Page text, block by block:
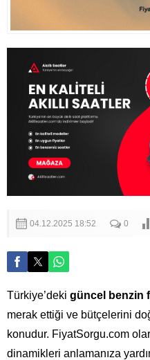
04.12.2025 18:52 0
Türkiye’deki güncel benzin
merak ettiği ve bütçelerini
konudur. FiyatSorgu.com
dinamikleri anlamanıza